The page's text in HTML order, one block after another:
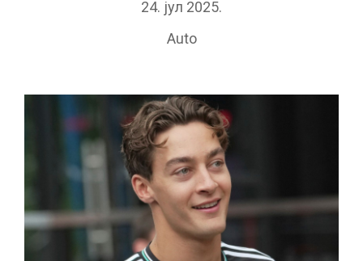
24. јул 2025.
Auto